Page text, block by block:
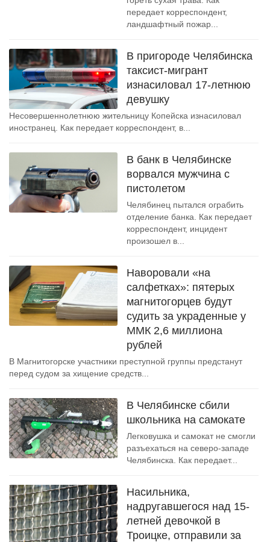
передает корреспондент,
ландшафтный пожар...
В пригороде Челябинска
таксист-мигрант
изнасиловал 17-летнюю
девушку
Несовершеннолетнюю жительницу Копейска изнасиловал
иностранец. Как передает корреспондент, в...
В банк в Челябинске
ворвался мужчина с
пистолетом
Челябинец пытался ограбить
отделение банка. Как передает
корреспондент, инцидент
произошел в...
Наворовали «на
салфетках»: пятерых
магнитогорцев будут
судить за украденные у
ММК 2,6 миллиона
рублей
В Магнитогорске участники преступной группы предстанут
перед судом за хищение средств...
В Челябинске сбили
школьника на самокате
Легковушка и самокат не смогли
разъехаться на северо-западе
Челябинска. Как передает...
Насильника,
надругавшегося над 15-
летней девочкой в
Троицке, отправили за